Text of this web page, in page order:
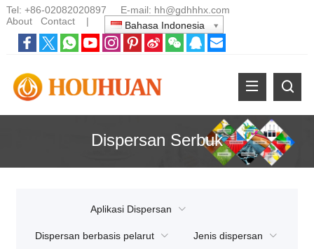
Tel: +86-02082020897 E-mail: hh@gdhhhx.com
About
Contact| Bahasa Indonesia
Dispersan Serbuk
Aplikasi Dispersan
Dispersan berbasis pelarut Jenis dispersan